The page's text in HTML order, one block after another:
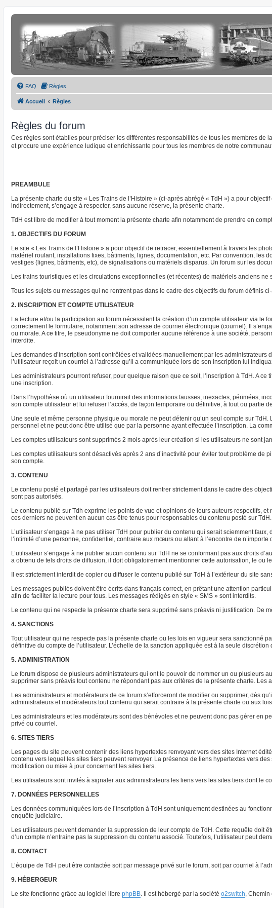
FAQ Règles
Accueil Règles
Règles du forum
Ces règles sont établies pour préciser les différentes responsabilités de tous les membres
et procure une expérience ludique et enrichissante pour tous les membres de notre
PREAMBULE
La présente charte du site « Les Trains de l’Histoire » (ci-après abrégé « TdH ») a pour
indirectement, s’engage à respecter, sans aucune réserve, la présente charte.
TdH est libre de modifier à tout moment la présente charte afin notamment de prendre en
1. OBJECTIFS DU FORUM
Le site « Les Trains de l’Histoire » a pour objectif de retracer, essentiellement à travers les
matériel roulant, installations fixes, bâtiments, lignes, documentation, etc. Par convention,
vestiges (lignes, bâtiments, etc), de signalisations ou matériels disparus. Un forum sur les
Les trains touristiques et les circulations exceptionnelles (et récentes) de matériels anciens
Tous les sujets ou messages qui ne rentrent pas dans le cadre des objectifs du forum définis
2. INSCRIPTION ET COMPTE UTILISATEUR
La lecture et/ou la participation au forum nécessitent la création d’un compte utilisateur via le
correctement le formulaire, notamment son adresse de courrier électronique (courriel). Il
ou morale. A ce titre, le pseudonyme ne doit comporter aucune référence à une société,
interdite.
Les demandes d’inscription sont contrôlées et validées manuellement par les
l’utilisateur reçoit un courriel à l’adresse qu’il a communiquée lors de son inscription lui
Les administrateurs pourront refuser, pour quelque raison que ce soit, l’inscription à TdH. A
une inscription.
Dans l’hypothèse où un utilisateur fournirait des informations fausses, inexactes, périmées,
son compte utilisateur et lui refuser l’accès, de façon temporaire ou définitive, à tout ou partie
Une seule et même personne physique ou morale ne peut détenir qu’un seul compte sur
personnel et ne peut donc être utilisé que par la personne ayant effectuée l’inscription. La
Les comptes utilisateurs sont supprimés 2 mois après leur création si les utilisateurs ne sont
Les comptes utilisateurs sont désactivés après 2 ans d’inactivité pour éviter tout problème
son compte.
3. CONTENU
Le contenu posté et partagé par les utilisateurs doit rentrer strictement dans le cadre des
sont pas autorisés.
Le contenu publié sur Tdh exprime les points de vue et opinions de leurs auteurs respectifs,
ces derniers ne peuvent en aucun cas être tenus pour responsables du contenu posté sur TdH.
L’utilisateur s’engage à ne pas utiliser TdH pour publier du contenu qui serait sciemment
l’intimité d’une personne, confidentiel, contraire aux mœurs ou allant à l’encontre de
L’utilisateur s’engage à ne publier aucun contenu sur TdH ne se conformant pas aux droits
a obtenu de tels droits de diffusion, il doit obligatoirement mentionner cette autorisation, le ou
Il est strictement interdit de copier ou diffuser le contenu publié sur TdH à l’extérieur du site
Les messages publiés doivent être écrits dans français correct, en prêtant une attention
afin de faciliter la lecture pour tous. Les messages rédigés en style « SMS » sont interdits.
Le contenu qui ne respecte la présente charte sera supprimé sans préavis ni justification. De
4. SANCTIONS
Tout utilisateur qui ne respecte pas la présente charte ou les lois en vigueur sera sanctionné
définitive du compte de l’utilisateur. L’échelle de la sanction appliquée est à la seule
5. ADMINISTRATION
Le forum dispose de plusieurs administrateurs qui ont le pouvoir de nommer un ou plusieurs
supprimer sans préavis tout contenu ne répondant pas aux critères de la présente charte.
Les administrateurs et modérateurs de ce forum s’efforceront de modifier ou supprimer, dès
administrateurs et modérateurs tout contenu qui serait contraire à la présente charte ou aux
Les administrateurs et les modérateurs sont des bénévoles et ne peuvent donc pas gérer en
privé ou courriel.
6. SITES TIERS
Les pages du site peuvent contenir des liens hypertextes renvoyant vers des sites Internet
contenu vers lequel les sites tiers peuvent renvoyer. La présence de liens hypertextes vers
modification ou mise à jour concernant les sites tiers.
Les utilisateurs sont invités à signaler aux administrateurs les liens vers les sites tiers dont le
7. DONNÉES PERSONNELLES
Les données communiquées lors de l’inscription à TdH sont uniquement destinées au
enquête judiciaire.
Les utilisateurs peuvent demander la suppression de leur compte de TdH. Cette requête doit
d’un compte n’entraine pas la suppression du contenu associé. Toutefois, l’utilisateur peut
8. CONTACT
L’équipe de TdH peut être contactée soit par message privé sur le forum, soit par courriel à
9. HÉBERGEUR
Le site fonctionne grâce au logiciel libre phpBB. Il est hébergé par la société o2switch, Chemin